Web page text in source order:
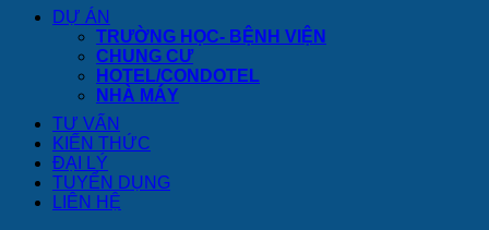
DỰ ÁN
TRƯỜNG HỌC- BỆNH VIỆN
CHUNG CƯ
HOTEL/CONDOTEL
NHÀ MÁY
TƯ VẤN
KIẾN THỨC
ĐẠI LÝ
TUYỂN DỤNG
LIÊN HỆ